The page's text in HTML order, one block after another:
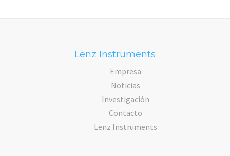
Lenz Instruments
Empresa
Noticias
Investigación
Contacto
Lenz Instruments